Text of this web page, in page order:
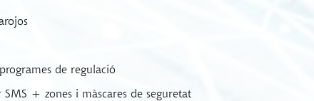
de regulació
+ zones i màscares de seguretat